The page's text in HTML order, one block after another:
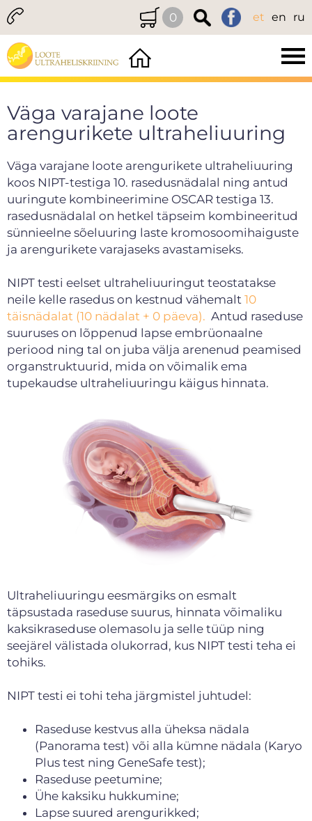
0 et en ru
Väga varajane loote
arengurikete ultraheliuuring
Väga varajane loote arengurikete ultraheliuuring
koos NIPT-testiga 10. rasedusnädalal ning antud
uuringute kombineerimine OSCAR testiga 13.
rasedusnädalal on hetkel täpseim kombineeritud
sünnieelne sõeluuring laste kromosoomihaiguste
ja arengurikete varajaseks avastamiseks.
NIPT testi eelset ultraheliuuringut teostatakse
neile kelle rasedus on kestnud vähemalt 10
täisnädalat (10 nädalat + 0 päeva). Antud raseduse
suuruses on lõppenud lapse embrüonaalne
periood ning tal on juba välja arenenud peamised
organstruktuurid, mida on võimalik ema
tupekaudse ultraheliuuringu käigus hinnata.
Ultraheliuuringu eesmärgiks on esmalt
täpsustada raseduse suurus, hinnata võimaliku
kaksikraseduse olemasolu ja selle tüüp ning
seejärel välistada olukorrad, kus NIPT testi teha ei
tohiks.
NIPT testi ei tohi teha järgmistel juhtudel:
Raseduse kestvus alla üheksa nädala
(Panorama test) või alla kümne nädala (Karyo
Plus test ning GeneSafe test);
Raseduse peetumine;
Ühe kaksiku hukkumine;
Lapse suured arengurikked;